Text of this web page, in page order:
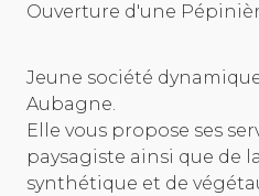
Ouverture d'une
Jeune société
Aubagne.
Elle vous propose ses
paysagiste ainsi que de
synthétique et de